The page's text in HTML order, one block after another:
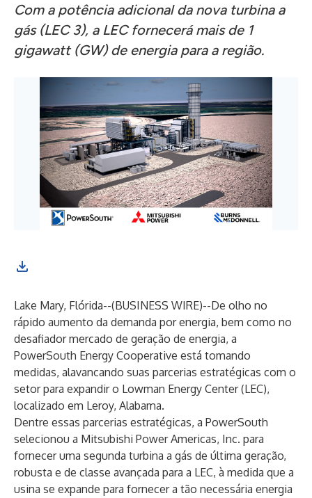
Com a potência adicional da nova turbina a
gás (LEC 3), a LEC fornecerá mais de 1
gigawatt (GW) de energia para a região.
Lake Mary, Flórida--(BUSINESS WIRE)--De olho no
rápido aumento da demanda por energia, bem como no
desafiador mercado de geração de energia, a
PowerSouth Energy Cooperative está tomando
medidas, alavancando suas parcerias estratégicas com o
setor para expandir o Lowman Energy Center (LEC),
localizado em Leroy, Alabama.
Dentre essas parcerias estratégicas, a PowerSouth
selecionou a Mitsubishi Power Americas, Inc. para
fornecer uma segunda turbina a gás de última geração,
robusta e de classe avançada para a LEC, à medida que a
usina se expande para fornecer a tão necessária energia